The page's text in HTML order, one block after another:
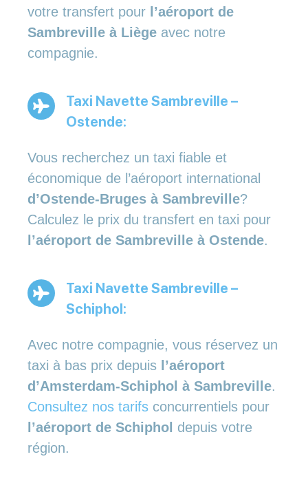
votre transfert pour l’aéroport de
Sambreville à Liège avec notre
compagnie.
Taxi Navette Sambreville –
Ostende:
Vous recherchez un taxi fiable et
économique de l’aéroport international
d’Ostende-Bruges à Sambreville?
Calculez le prix du transfert en taxi pour
l’aéroport de Sambreville à Ostende.
Taxi Navette Sambreville –
Schiphol:
Avec notre compagnie, vous réservez un
taxi à bas prix depuis l’aéroport
d’Amsterdam-Schiphol à Sambreville.
Consultez nos tarifs concurrentiels pour
l’aéroport de Schiphol depuis votre
région.